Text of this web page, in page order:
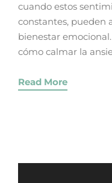
cuando estos
constantes, pueden
bienestar
cómo calmar la
Read More